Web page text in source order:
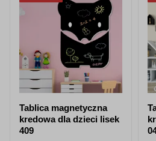
Tablica magnetyczna
kredowa dla dzieci lisek
409